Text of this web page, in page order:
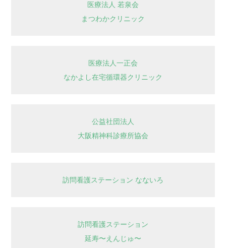
医療法人 若泉会
まつわかクリニック
医療法人一正会
なかよし在宅循環器クリニック
公益社団法人
大阪精神科診療所協会
訪問看護ステーション なないろ
訪問看護ステーション
延寿〜えんじゅ〜